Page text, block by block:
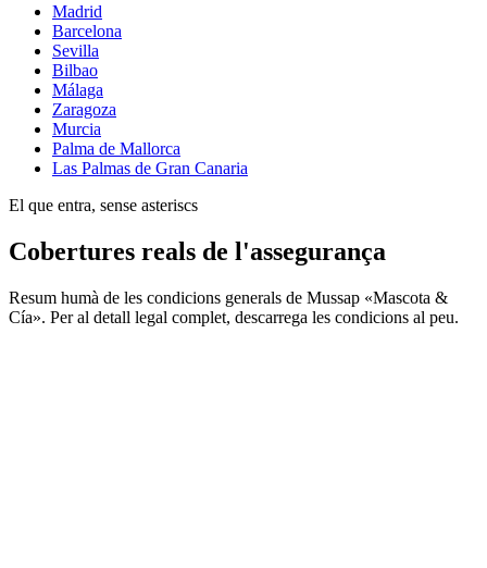
Madrid
Barcelona
Sevilla
Bilbao
Málaga
Zaragoza
Murcia
Palma de Mallorca
Las Palmas de Gran Canaria
El que entra, sense asteriscs
Cobertures reals de l'assegurança
Resum humà de les condicions generals de Mussap «Mascota &
Cía». Per al detall legal complet, descarrega les condicions al peu.